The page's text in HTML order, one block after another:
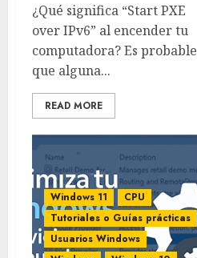
¿Qué significa “Start PXE
over IPv6” al encender tu
computadora? Es probable
que alguna...
READ MORE
Windows 11
CPU
Tutoriales o Guías prácticas
Usuarios Windows